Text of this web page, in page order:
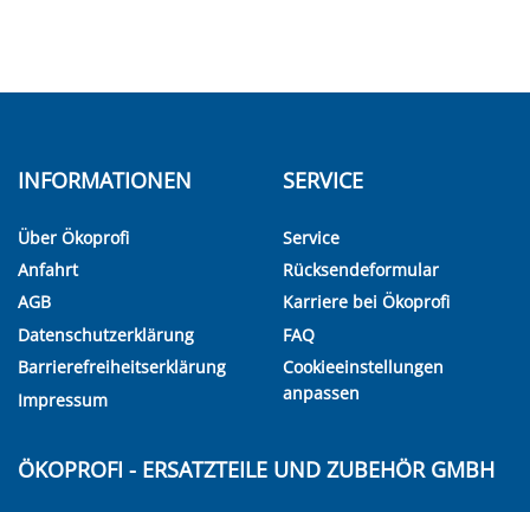
INFORMATIONEN
Über Ökoprofi
Anfahrt
AGB
Datenschutzerklärung
Barrierefreiheitserklärung
Impressum
SERVICE
Service
Rücksendeformular
Karriere bei Ökoprofi
FAQ
Cookieeinstellungen
anpassen
ÖKOPROFI - ERSATZTEILE UND ZUBEHÖR GMBH